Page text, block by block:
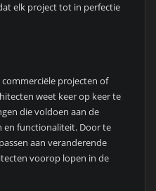
elk project tot in perfectie
projecten of
weet keer op keer te
die voldoen aan de
en functionaliteit. Door te
aan veranderende
voorop lopen in de